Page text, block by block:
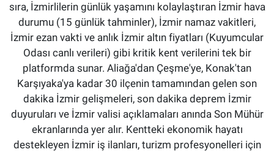
sıra, İzmirlilerin günlük yaşamını kolaylaştıran İzmir hava
durumu (15 günlük tahminler), İzmir namaz vakitleri,
İzmir ezan vakti ve anlık İzmir altın fiyatları (Kuyumcular
Odası canlı verileri) gibi kritik kent verilerini tek bir
platformda sunar. Aliağa'dan Çeşme'ye, Konak'tan
Karşıyaka'ya kadar 30 ilçenin tamamından gelen son
dakika İzmir gelişmeleri, son dakika deprem İzmir
duyuruları ve İzmir valisi açıklamaları anında Son Mühür
ekranlarında yer alır. Kentteki ekonomik hayatı
destekleyen İzmir iş ilanları, turizm profesyonelleri için